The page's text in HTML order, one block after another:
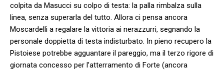
colpita da Masucci su colpo di testa: la palla rimbalza sulla
linea, senza superarla del tutto. Allora ci pensa ancora
Moscardelli a regalare la vittoria ai nerazzurri, segnando la
personale doppietta di testa indisturbato. In pieno recupero la
Pistoiese potrebbe agguantare il pareggio, ma il terzo rigore di
giornata concesso per l’atterramento di Forte (ancora